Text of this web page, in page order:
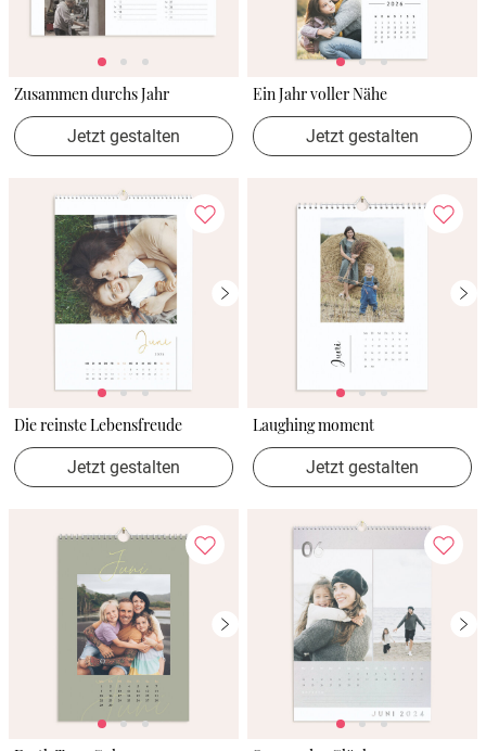
Zusammen durchs Jahr
Jetzt gestalten
Ein Jahr voller Nähe
Jetzt gestalten
Die reinste Lebensfreude
Jetzt gestalten
Laughing moment
Jetzt gestalten